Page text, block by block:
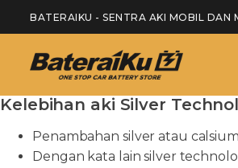
BATERAIKU - SENTRA AKI MOBIL DAN
Kelebihan aki Silver
Penambahan silver atau
Dengan kata lain silver